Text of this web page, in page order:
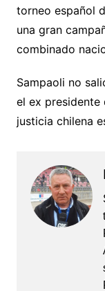
torneo español
una gran
combinado
Sampaoli no
el ex presidente
justicia chilena